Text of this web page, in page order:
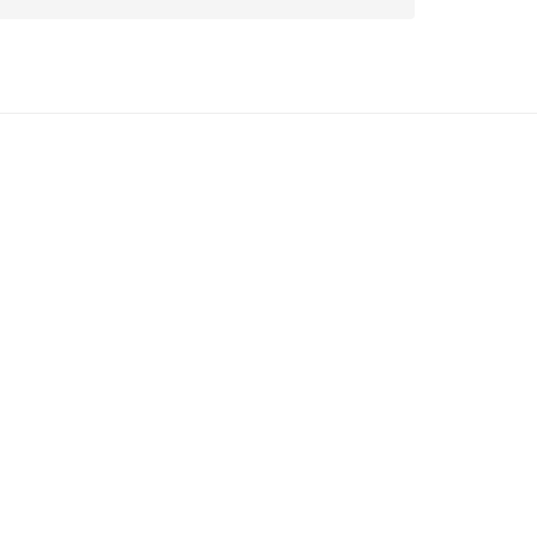
trh sólo spracované vína z tokajských odrôd
technológiami, vrátane riadenej